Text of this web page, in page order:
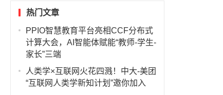
热门文章
PPIO智慧教育平台亮相CCF分布式
计算大会，AI智能体赋能“教师-学生-
家长”三端
人类学×互联网火花四溅！中大-美团
“互联网人类学新知计划”邀你加入